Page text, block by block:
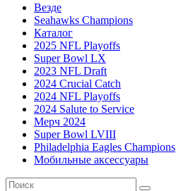
Везде
Seahawks Champions
Каталог
2025 NFL Playoffs
Super Bowl LX
2023 NFL Draft
2024 Crucial Catch
2024 NFL Playoffs
2024 Salute to Service
Мерч 2024
Super Bowl LVIII
Philadelphia Eagles Champions
Мобильные аксессуары